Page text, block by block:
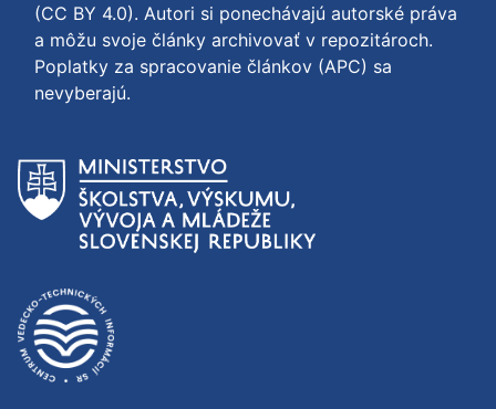
(CC BY 4.0). Autori si ponechávajú autorské práva
a môžu svoje články archivovať v repozitároch.
Poplatky za spracovanie článkov (APC) sa
nevyberajú.